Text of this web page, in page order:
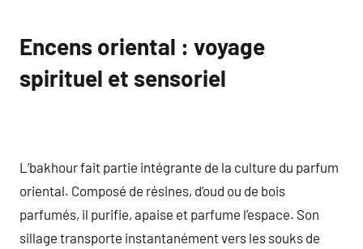
Encens oriental : voyage
spirituel et sensoriel
L’bakhour fait partie intégrante de la culture du parfum
oriental. Composé de résines, d’oud ou de bois
parfumés, il purifie, apaise et parfume l’espace. Son
sillage transporte instantanément vers les souks de